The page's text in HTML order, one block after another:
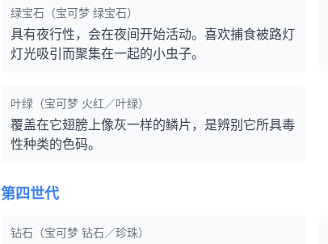
绿宝石（宝可梦 绿宝石）
具有夜行性，会在夜间开始活动。喜欢捕食被路灯
灯光吸引而聚集在一起的小虫子。
叶绿（宝可梦 火红／叶绿）
覆盖在它翅膀上像灰一样的鳞片，是辨别它所具毒
性种类的色码。
第四世代
钻石（宝可梦 钻石／珍珠）